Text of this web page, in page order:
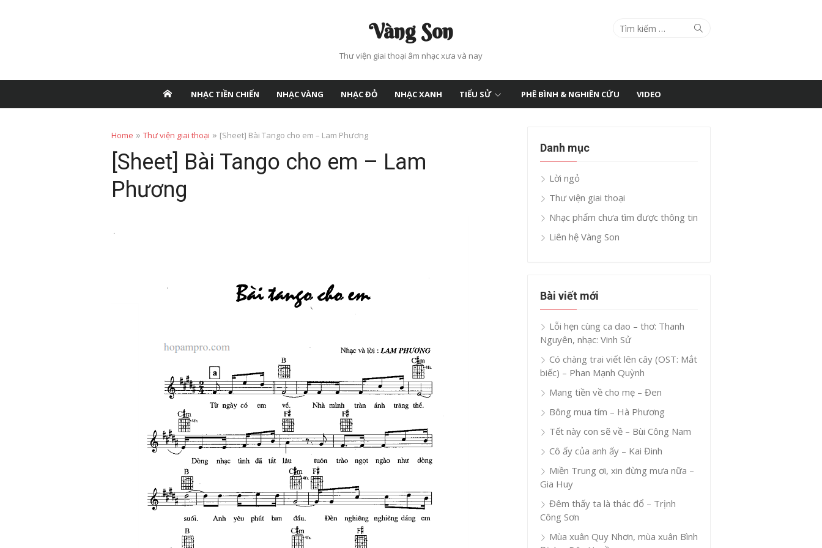
Vàng Son
Thư viện giai thoại âm nhạc xưa và nay
Search
Search
NHẠC TIỀN CHIẾN NHẠC VÀNG NHẠC ĐỎ NHẠC XANH TIỂU SỬ PHÊ BÌNH & NGHIÊN CỨU VIDEO
Home » Thư viện giai thoại » [Sheet] Bài Tango cho em – Lam Phương
[Sheet] Bài Tango cho em – Lam
Phương
Danh mục
Lời ngỏ
Thư viện giai thoại
Nhạc phẩm chưa tìm được thông tin
Liên hệ Vàng Son
Bài viết mới
Lỗi hẹn cùng ca dao – thơ: Thanh
Nguyên, nhạc: Vinh Sử
Có chàng trai viết lên cây (OST: Mắt
biếc) – Phan Mạnh Quỳnh
Mang tiền về cho mẹ – Đen
Bông mua tím – Hà Phương
Tết này con sẽ về – Bùi Công Nam
Cô ấy của anh ấy – Kai Đinh
Miền Trung ơi, xin đừng mưa nữa –
Gia Huy
Đêm thấy ta là thác đổ – Trịnh
Công Sơn
Mùa xuân Quy Nhơn, mùa xuân Bình